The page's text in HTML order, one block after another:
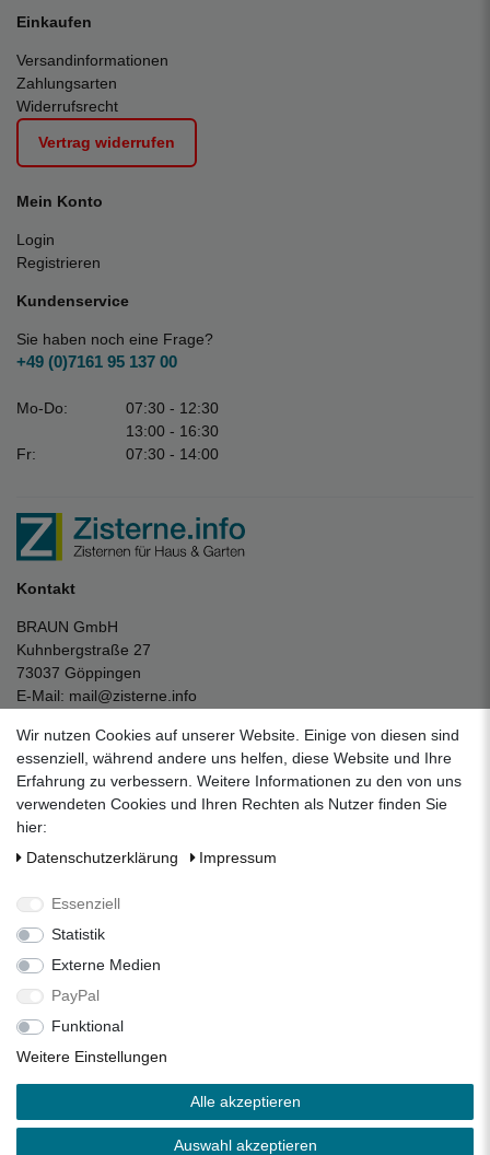
Einkaufen
Versandinformationen
Zahlungsarten
Widerrufsrecht
Vertrag widerrufen
Mein Konto
Login
Registrieren
Kundenservice
Sie haben noch eine Frage?
+49 (0)7161 95 137 00
Mo-Do:
07:30 - 12:30
13:00 - 16:30
Fr:
07:30 - 14:00
Kontakt
BRAUN GmbH
Kuhnbergstraße 27
73037 Göppingen
E-Mail: mail@zisterne.info
Unternehmen
Datenschutzerklärung
Impressum
Über uns
Folgen Sie uns auf Social Media
Alle Preise inkl. 19% Mehrwertsteuer.
* Die verkauften Stückzahlen beziehen sich auf die Verkäufe
in unseren Shops und Marktplätzen.
** Der kostenlose Versand erfolgt ausschließlich innerhalb
Wir nutzen Cookies auf unserer Website. Einige von diesen sind
essenziell, während andere uns helfen, diese Website und Ihre
Erfahrung zu verbessern. Weitere Informationen zu den von uns
verwendeten Cookies und Ihren Rechten als Nutzer finden Sie
hier:
Daten­schutz­erklärung
Impressum
Essenziell
Statistik
Externe Medien
PayPal
Funktional
Weitere Einstellungen
Alle akzeptieren
Auswahl akzeptieren